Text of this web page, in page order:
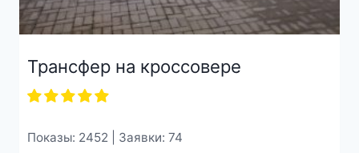
Трансфер на кроссовере
Показы: 2452 | Заявки: 74